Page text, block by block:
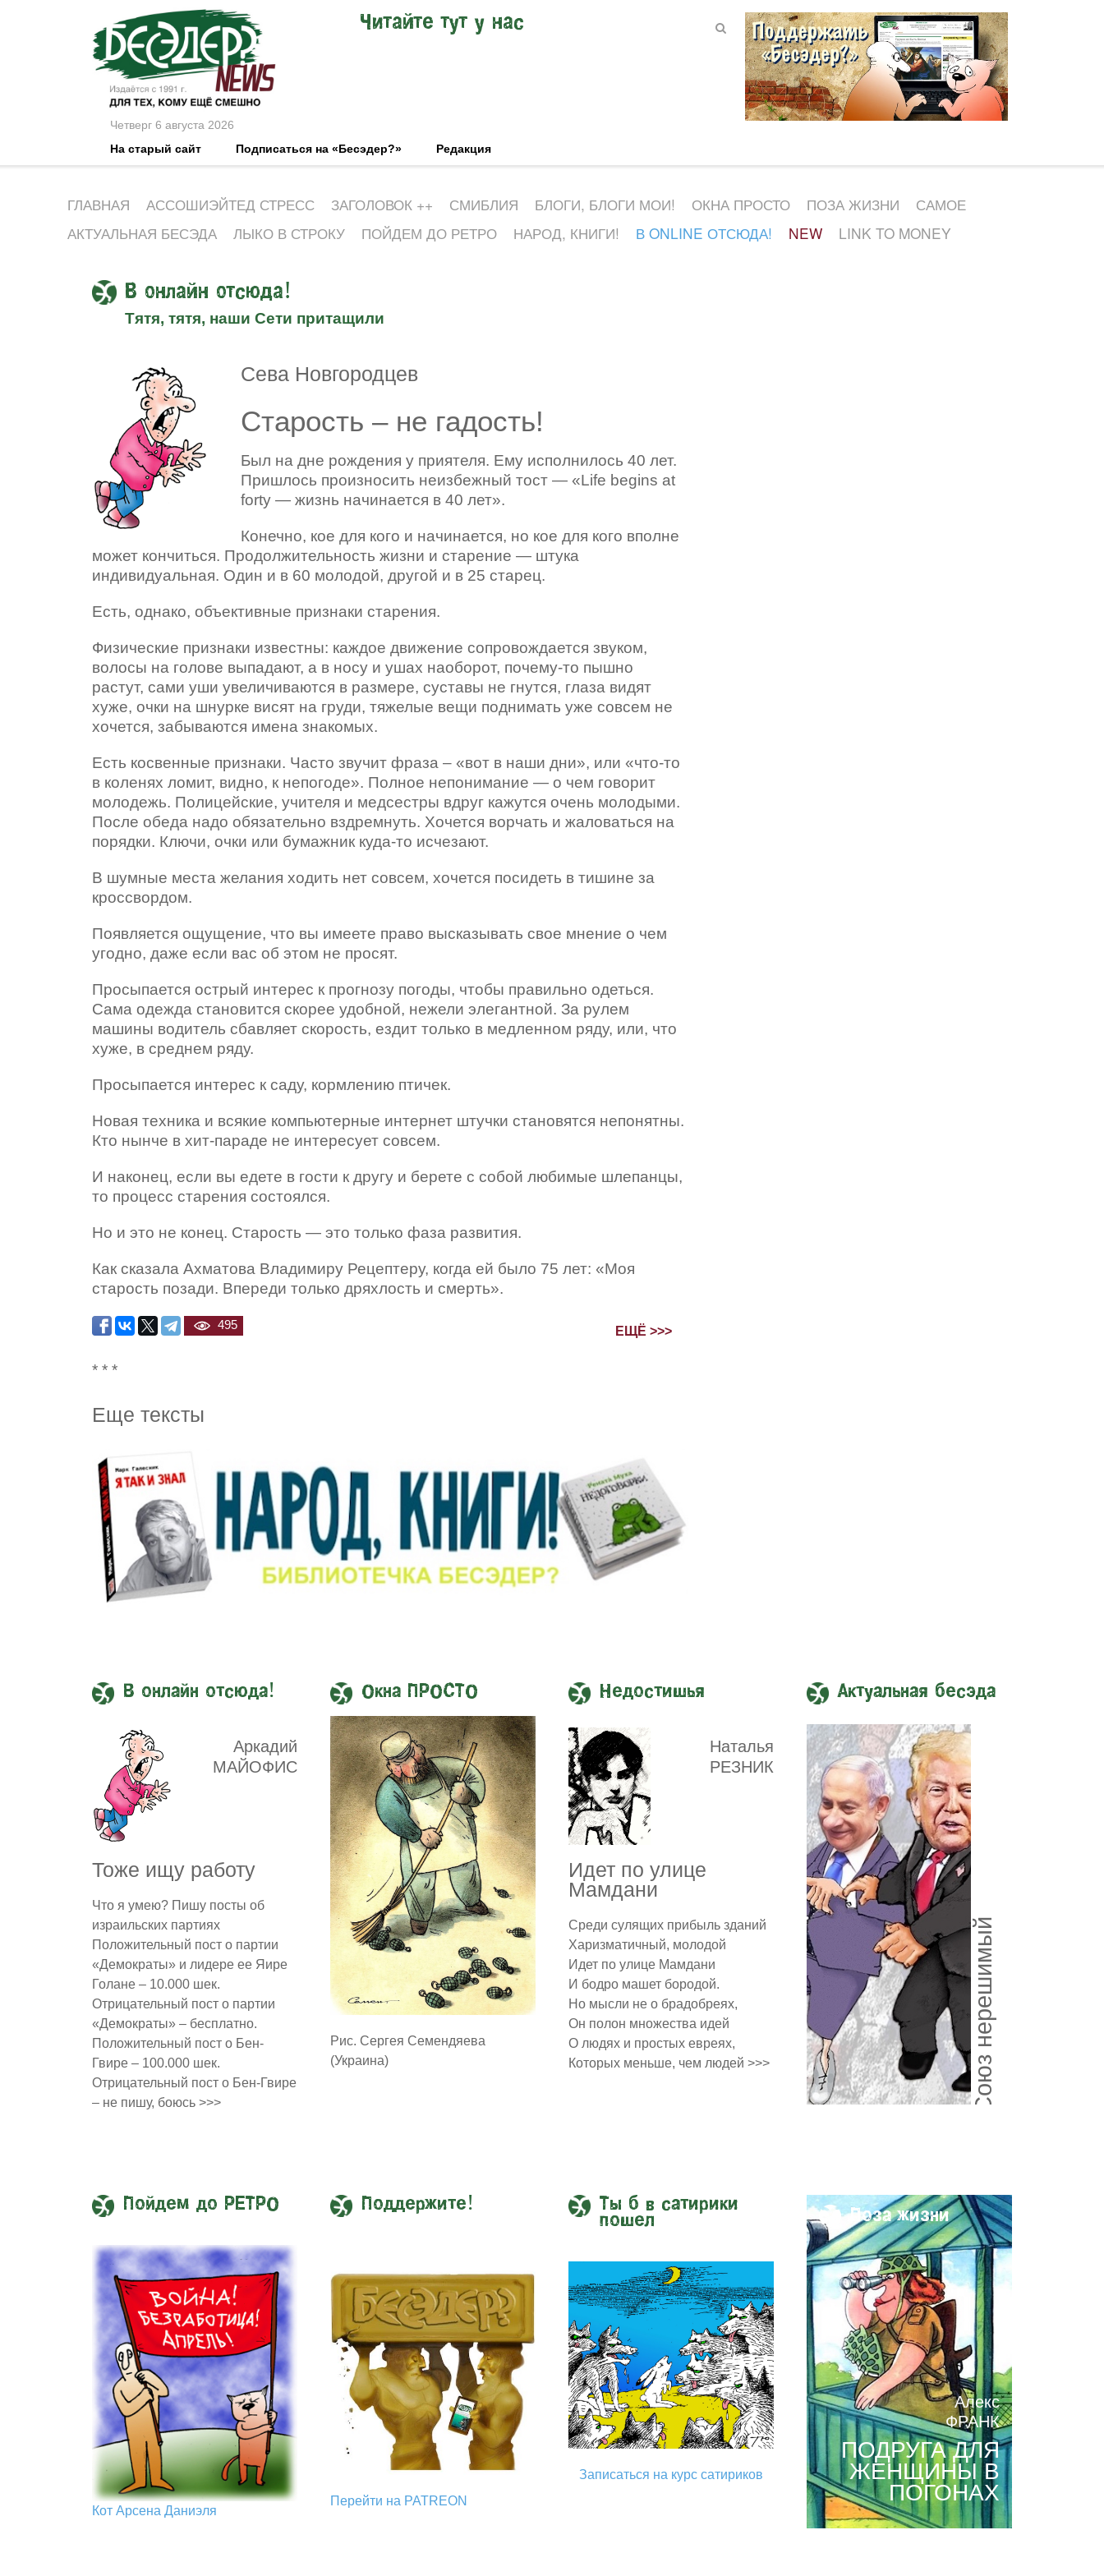
Четверг 6 августа 2026
Читайте тут у нас
На старый сайт Подписаться на «Бесэдер?» Редакция
ГЛАВНАЯ АССОШИЭЙТЕД СТРЕСС ЗАГОЛОВОК ++ СМИБЛИЯ БЛОГИ, БЛОГИ МОИ! ОКНА ПРОСТО ПОЗА ЖИЗНИ
САМОЕ
АКТУАЛЬНАЯ БЕСЭДА
ЛЫКО В СТРОКУ ПОЙДЕМ ДО РЕТРО НАРОД, КНИГИ! В ONLINE ОТСЮДА! NEW LINK TO MONEY
В онлайн отсюда!
Тятя, тятя, наши Сети притащили
Сева Новгородцев
Старость – не гадость!
Был на дне рождения у приятеля. Ему исполнилось 40 лет.
Пришлось произносить неизбежный тост — «Life begins at
forty — жизнь начинается в 40 лет».
Конечно, кое для кого и начинается, но кое для кого вполне
может кончиться. Продолжительность жизни и старение — штука
индивидуальная. Один и в 60 молодой, другой и в 25 старец.
Есть, однако, объективные признаки старения.
Физические признаки известны: каждое движение сопровождается звуком,
волосы на голове выпадают, а в носу и ушах наоборот, почему-то пышно
растут, сами уши увеличиваются в размере, суставы не гнутся, глаза видят
хуже, очки на шнурке висят на груди, тяжелые вещи поднимать уже совсем не
хочется, забываются имена знакомых.
Есть косвенные признаки. Часто звучит фраза – «вот в наши дни», или «что-то
в коленях ломит, видно, к непогоде». Полное непонимание — о чем говорит
молодежь. Полицейские, учителя и медсестры вдруг кажутся очень молодыми.
После обеда надо обязательно вздремнуть. Хочется ворчать и жаловаться на
порядки. Ключи, очки или бумажник куда-то исчезают.
В шумные места желания ходить нет совсем, хочется посидеть в тишине за
кроссвордом.
Появляется ощущение, что вы имеете право высказывать свое мнение о чем
угодно, даже если вас об этом не просят.
Просыпается острый интерес к прогнозу погоды, чтобы правильно одеться.
Сама одежда становится скорее удобной, нежели элегантной. За рулем
машины водитель сбавляет скорость, ездит только в медленном ряду, или, что
хуже, в среднем ряду.
Просыпается интерес к саду, кормлению птичек.
Новая техника и всякие компьютерные интернет штучки становятся непонятны.
Кто нынче в хит-параде не интересует совсем.
И наконец, если вы едете в гости к другу и берете с собой любимые шлепанцы,
то процесс старения состоялся.
Но и это не конец. Старость — это только фаза развития.
Как сказала Ахматова Владимиру Рецептеру, когда ей было 75 лет: «Моя
старость позади. Впереди только дряхлость и смерть».
495 ЕЩЁ >>>
* * *
Еще тексты
В онлайн отсюда!
Аркадий
МАЙОФИС
Тоже ищу работу
Что я умею? Пишу посты об
израильских партиях
Положительный пост о партии
«Демократы» и лидере ее Яире
Голане – 10.000 шек.
Отрицательный пост о партии
«Демократы» – бесплатно.
Положительный пост о Бен-
Гвире – 100.000 шек.
Отрицательный пост о Бен-Гвире
– не пишу, боюсь >>>
Окна ПРОСТО
Рис. Сергея Семендяева
(Украина)
Недостишья
Наталья
РЕЗНИК
Идет по улице
Мамдани
Среди сулящих прибыль зданий
Харизматичный, молодой
Идет по улице Мамдани
И бодро машет бородой.
Но мысли не о брадобреях,
Он полон множества идей
О людях и простых евреях,
Которых меньше, чем людей >>>
Актуальная бесэда
Союз нерешимый
Пойдем до РЕТРО
Кот Арcена Даниэля
Поддержите!
Перейти на PATREON
Ты б в сатирики
пошел
Записаться на курс сатириков
Поза жизни
Алекс
ФРАНК
ПОДРУГА ДЛЯ
ЖЕНЩИНЫ В
ПОГОНАХ